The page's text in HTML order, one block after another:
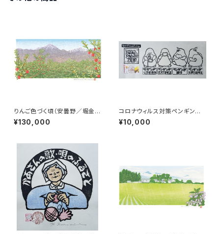
りんご色づく頃（安曇野／堀金／
烏川）常念岳
¥130,000
コロナウィルス対策ペンギンさ
ん World Penguin day Part
Ⅱ「よこにならんで」
¥10,000